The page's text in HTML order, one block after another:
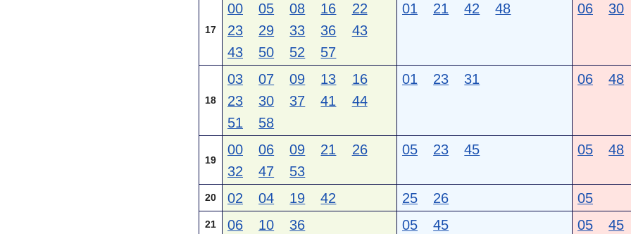
17
00 05 08 16
22
23
29 33 36
43
43
50 52 57
01 21 42 48 06 30
18
03 07 09 13
16
23
30 37 41
44
51
58
01 23 31 06 48
19
00 06 09 21
26
32
47 53
05 23 45 05 48
20 02 04 19 42 25 26 05
21 06 10 36 05 45 05 45